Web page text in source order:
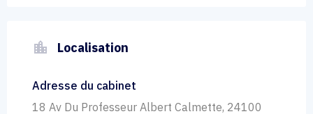
location_city Localisation
Adresse du cabinet
18 Av Du Professeur Albert Calmette, 24100